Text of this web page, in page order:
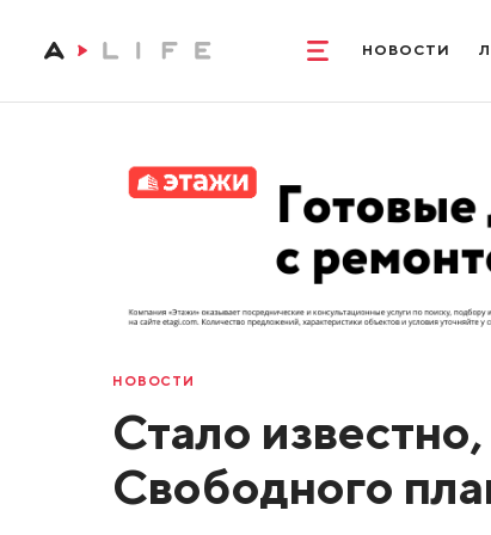
НОВОСТИ
НОВОСТИ
Стало
Свободного